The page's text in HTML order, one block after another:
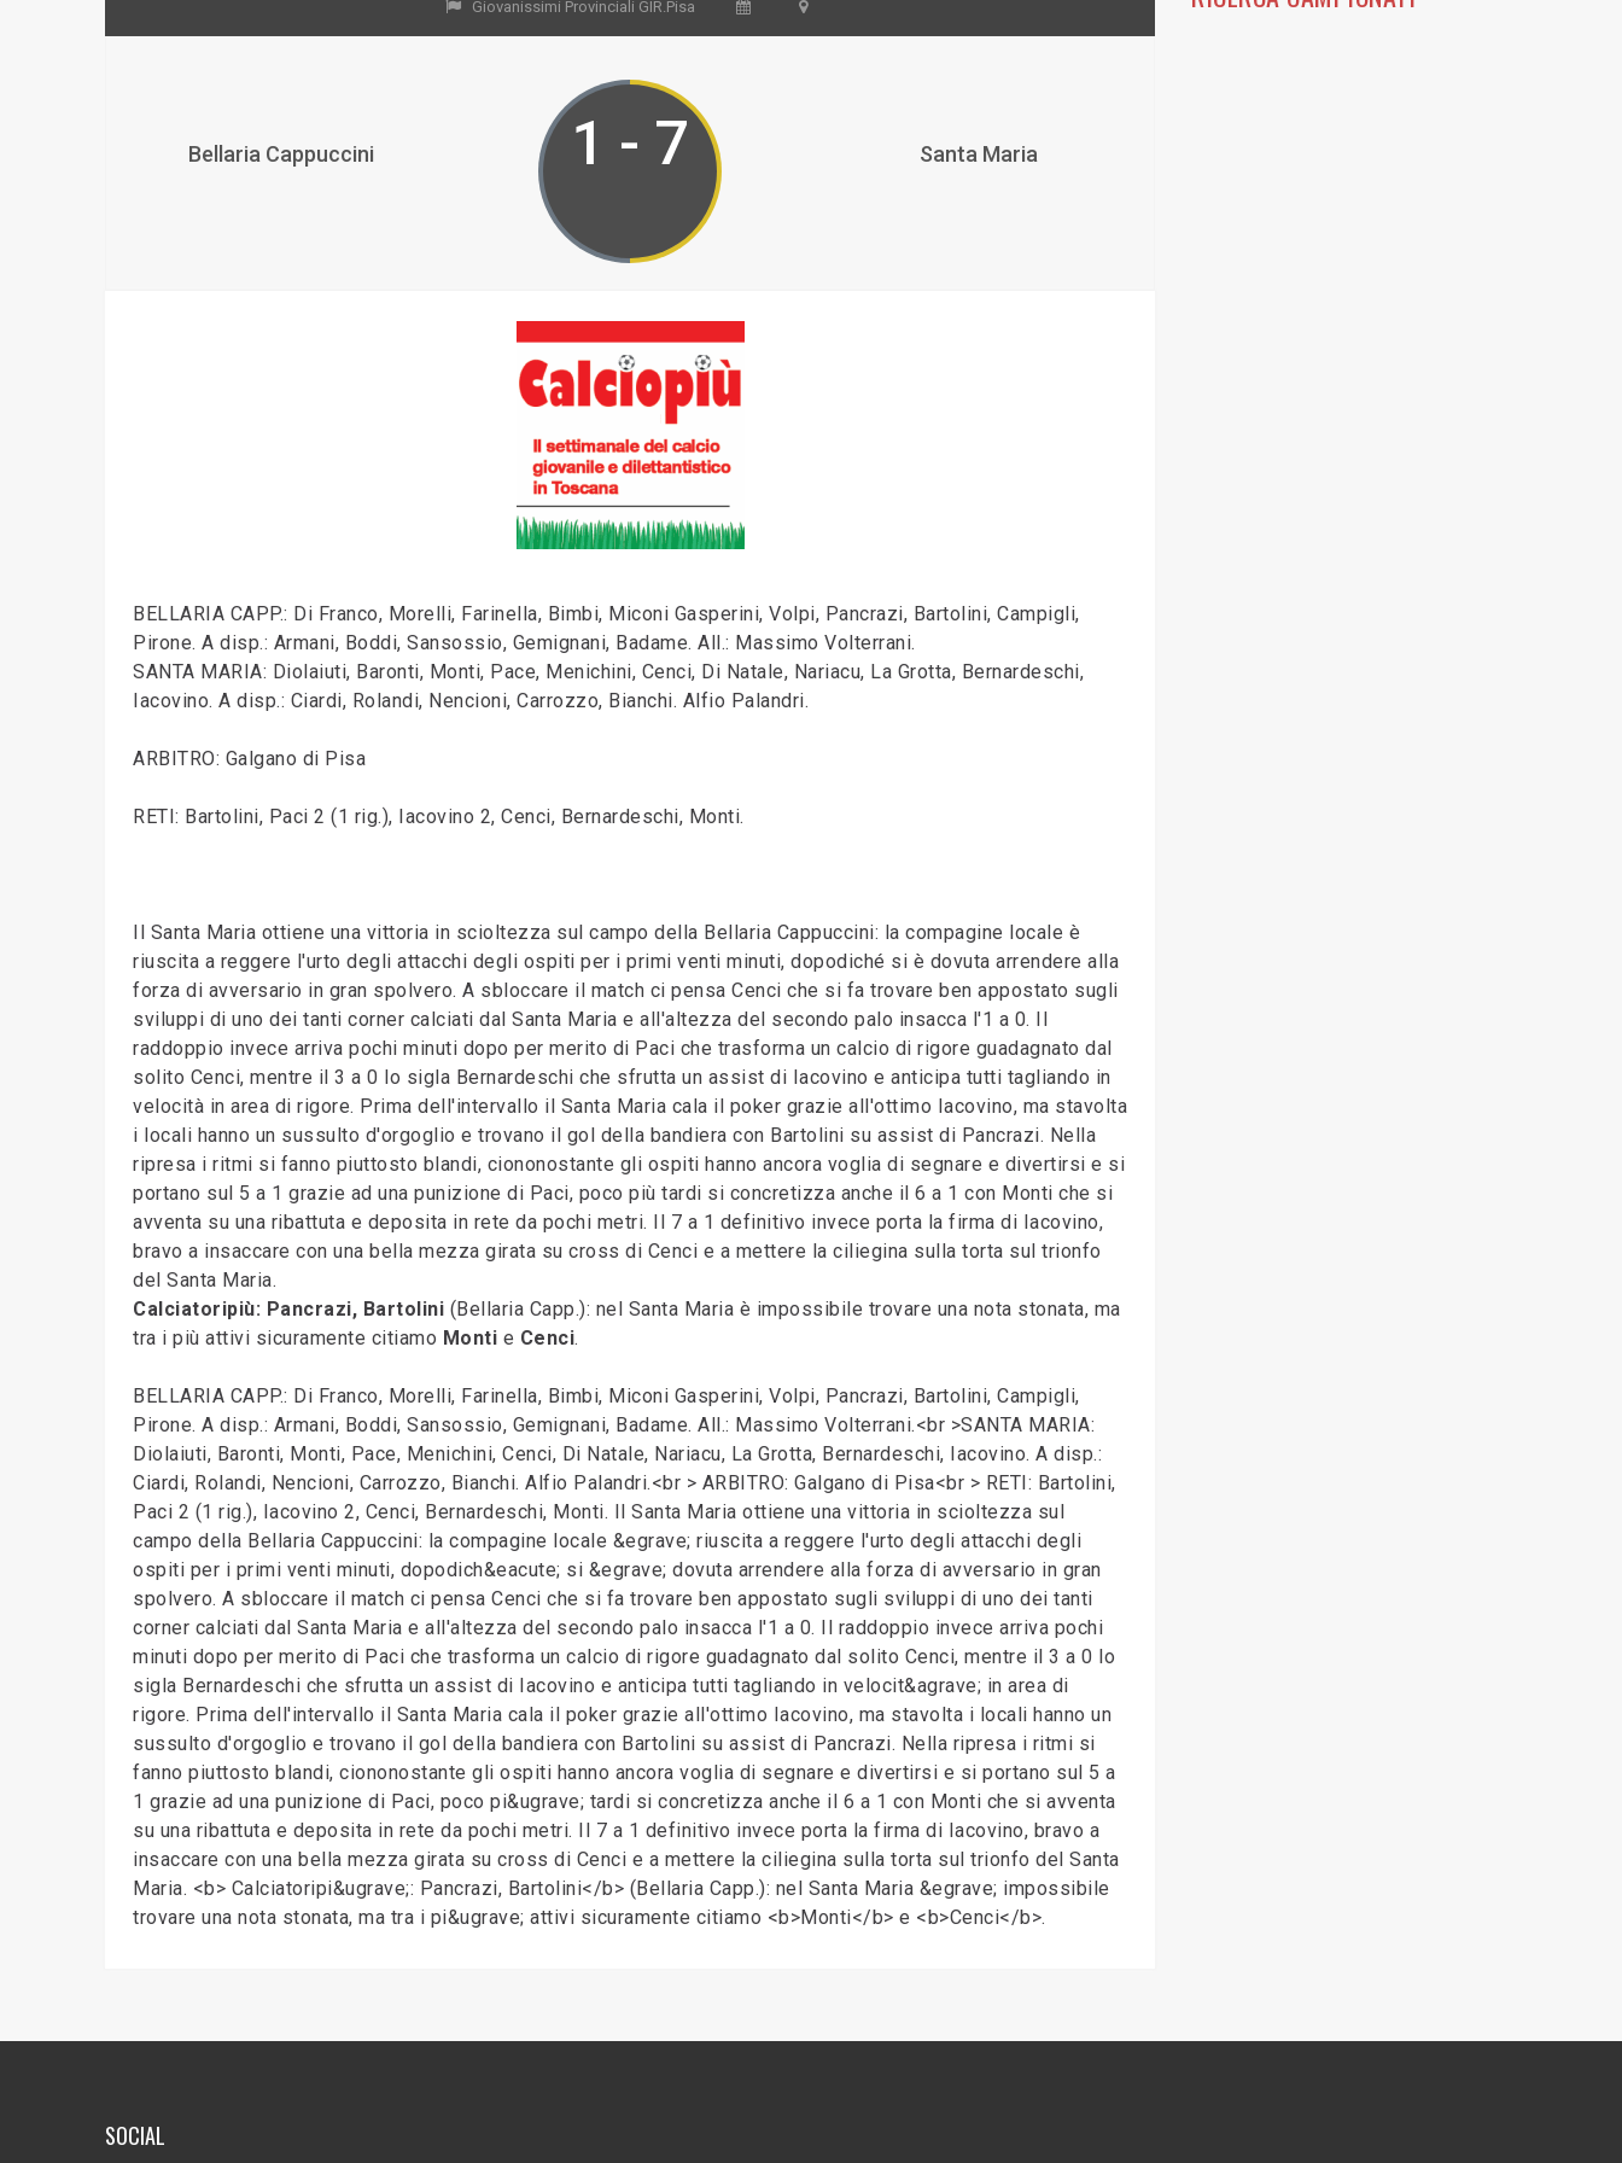
Giovanissimi Provinciali GIR.Pisa
Bellaria Cappuccini 1 - 7 Santa Maria
BELLARIA CAPP.: Di Franco, Morelli, Farinella, Bimbi, Miconi Gasperini, Volpi, Pancrazi, Bartolini, Campigli,
Pirone. A disp.: Armani, Boddi, Sansossio, Gemignani, Badame. All.: Massimo Volterrani.
SANTA MARIA: Diolaiuti, Baronti, Monti, Pace, Menichini, Cenci, Di Natale, Nariacu, La Grotta, Bernardeschi,
Iacovino. A disp.: Ciardi, Rolandi, Nencioni, Carrozzo, Bianchi. Alfio Palandri.
ARBITRO: Galgano di Pisa
RETI: Bartolini, Paci 2 (1 rig.), Iacovino 2, Cenci, Bernardeschi, Monti.
Il Santa Maria ottiene una vittoria in scioltezza sul campo della Bellaria Cappuccini: la compagine locale è
riuscita a reggere l'urto degli attacchi degli ospiti per i primi venti minuti, dopodiché si è dovuta arrendere alla
forza di avversario in gran spolvero. A sbloccare il match ci pensa Cenci che si fa trovare ben appostato sugli
sviluppi di uno dei tanti corner calciati dal Santa Maria e all'altezza del secondo palo insacca l'1 a 0. Il
raddoppio invece arriva pochi minuti dopo per merito di Paci che trasforma un calcio di rigore guadagnato dal
solito Cenci, mentre il 3 a 0 lo sigla Bernardeschi che sfrutta un assist di Iacovino e anticipa tutti tagliando in
velocità in area di rigore. Prima dell'intervallo il Santa Maria cala il poker grazie all'ottimo Iacovino, ma stavolta
i locali hanno un sussulto d'orgoglio e trovano il gol della bandiera con Bartolini su assist di Pancrazi. Nella
ripresa i ritmi si fanno piuttosto blandi, ciononostante gli ospiti hanno ancora voglia di segnare e divertirsi e si
portano sul 5 a 1 grazie ad una punizione di Paci, poco più tardi si concretizza anche il 6 a 1 con Monti che si
avventa su una ribattuta e deposita in rete da pochi metri. Il 7 a 1 definitivo invece porta la firma di Iacovino,
bravo a insaccare con una bella mezza girata su cross di Cenci e a mettere la ciliegina sulla torta sul trionfo
del Santa Maria.
Calciatoripiù: Pancrazi, Bartolini (Bellaria Capp.): nel Santa Maria è impossibile trovare una nota stonata, ma
tra i più attivi sicuramente citiamo Monti e Cenci.
BELLARIA CAPP.: Di Franco, Morelli, Farinella, Bimbi, Miconi Gasperini, Volpi, Pancrazi, Bartolini, Campigli,
Pirone. A disp.: Armani, Boddi, Sansossio, Gemignani, Badame. All.: Massimo Volterrani.<br >SANTA MARIA:
Diolaiuti, Baronti, Monti, Pace, Menichini, Cenci, Di Natale, Nariacu, La Grotta, Bernardeschi, Iacovino. A disp.:
Ciardi, Rolandi, Nencioni, Carrozzo, Bianchi. Alfio Palandri.<br > ARBITRO: Galgano di Pisa<br > RETI: Bartolini,
Paci 2 (1 rig.), Iacovino 2, Cenci, Bernardeschi, Monti. Il Santa Maria ottiene una vittoria in scioltezza sul
campo della Bellaria Cappuccini: la compagine locale &egrave; riuscita a reggere l'urto degli attacchi degli
ospiti per i primi venti minuti, dopodich&eacute; si &egrave; dovuta arrendere alla forza di avversario in gran
spolvero. A sbloccare il match ci pensa Cenci che si fa trovare ben appostato sugli sviluppi di uno dei tanti
corner calciati dal Santa Maria e all'altezza del secondo palo insacca l'1 a 0. Il raddoppio invece arriva pochi
minuti dopo per merito di Paci che trasforma un calcio di rigore guadagnato dal solito Cenci, mentre il 3 a 0 lo
sigla Bernardeschi che sfrutta un assist di Iacovino e anticipa tutti tagliando in velocit&agrave; in area di
rigore. Prima dell'intervallo il Santa Maria cala il poker grazie all'ottimo Iacovino, ma stavolta i locali hanno un
sussulto d'orgoglio e trovano il gol della bandiera con Bartolini su assist di Pancrazi. Nella ripresa i ritmi si
fanno piuttosto blandi, ciononostante gli ospiti hanno ancora voglia di segnare e divertirsi e si portano sul 5 a
1 grazie ad una punizione di Paci, poco pi&ugrave; tardi si concretizza anche il 6 a 1 con Monti che si avventa
su una ribattuta e deposita in rete da pochi metri. Il 7 a 1 definitivo invece porta la firma di Iacovino, bravo a
insaccare con una bella mezza girata su cross di Cenci e a mettere la ciliegina sulla torta sul trionfo del Santa
Maria. <b> Calciatoripi&ugrave;: Pancrazi, Bartolini</b> (Bellaria Capp.): nel Santa Maria &egrave; impossibile
trovare una nota stonata, ma tra i pi&ugrave; attivi sicuramente citiamo <b>Monti</b> e <b>Cenci</b>.
SOCIAL